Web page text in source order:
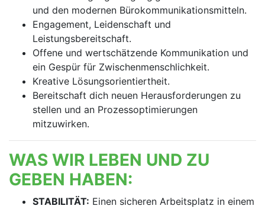
und den modernen Bürokommunikationsmitteln.
Engagement, Leidenschaft und
Leistungsbereitschaft.
Offene und wertschätzende Kommunikation und
ein Gespür für Zwischenmenschlichkeit.
Kreative Lösungsorientiertheit.
Bereitschaft dich neuen Herausforderungen zu
stellen und an Prozessoptimierungen
mitzuwirken.
WAS WIR LEBEN UND ZU
GEBEN HABEN:
STABILITÄT: Einen sicheren Arbeitsplatz in einem